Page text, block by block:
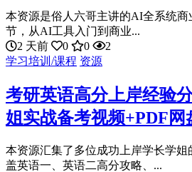
本资源是俗人六哥主讲的AI全系统商
节，从AI工具入门到商业...
2 天前
0 0
2
学习培训/课程 资源
考研英语高分上岸经验
姐实战备考视频+PDF网
本资源汇集了多位成功上岸学长学
盖英语一、英语二高分攻略、...